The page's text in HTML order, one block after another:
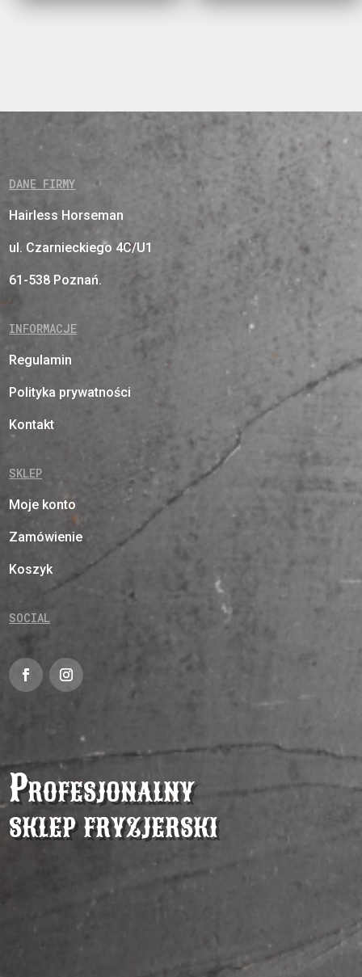
DANE FIRMY
Hairless Horseman
ul. Czarnieckiego 4C/U1
61-538 Poznań.
INFORMACJE
Regulamin
Polityka prywatności
Kontakt
SKLEP
Moje konto
Zamówienie
Koszyk
SOCIAL
Profesjonalny
sklep fryzjerski